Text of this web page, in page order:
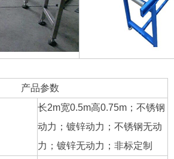
产品参数
长2m宽0.5m高0.75m；不锈钢
动力；镀锌动力；不锈钢无动
力；镀锌无动力；非标定制